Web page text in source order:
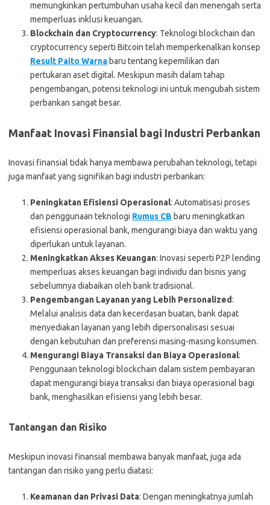
memungkinkan pertumbuhan usaha kecil dan menengah serta
memperluas inklusi keuangan.
Blockchain dan Cryptocurrency: Teknologi blockchain dan
cryptocurrency seperti Bitcoin telah memperkenalkan konsep
Result Paito Warna baru tentang kepemilikan dan
pertukaran aset digital. Meskipun masih dalam tahap
pengembangan, potensi teknologi ini untuk mengubah sistem
perbankan sangat besar.
Manfaat Inovasi Finansial bagi Industri Perbankan
Inovasi finansial tidak hanya membawa perubahan teknologi, tetapi
juga manfaat yang signifikan bagi industri perbankan:
Peningkatan Efisiensi Operasional: Automatisasi proses
dan penggunaan teknologi Rumus CB baru meningkatkan
efisiensi operasional bank, mengurangi biaya dan waktu yang
diperlukan untuk layanan.
Meningkatkan Akses Keuangan: Inovasi seperti P2P lending
memperluas akses keuangan bagi individu dan bisnis yang
sebelumnya diabaikan oleh bank tradisional.
Pengembangan Layanan yang Lebih Personalized:
Melalui analisis data dan kecerdasan buatan, bank dapat
menyediakan layanan yang lebih dipersonalisasi sesuai
dengan kebutuhan dan preferensi masing-masing konsumen.
Mengurangi Biaya Transaksi dan Biaya Operasional:
Penggunaan teknologi blockchain dalam sistem pembayaran
dapat mengurangi biaya transaksi dan biaya operasional bagi
bank, menghasilkan efisiensi yang lebih besar.
Tantangan dan Risiko
Meskipun inovasi finansial membawa banyak manfaat, juga ada
tantangan dan risiko yang perlu diatasi:
Keamanan dan Privasi Data: Dengan meningkatnya jumlah